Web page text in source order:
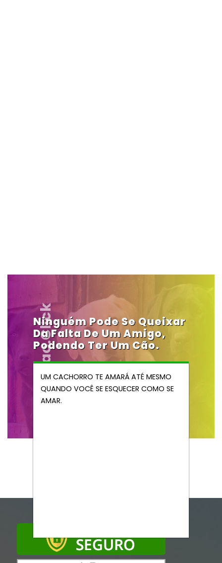
Vendocao.click
Ninguém Pode Se Queixar
Da Falta De Um Amigo,
Podendo Ter Um Cão.
UM CACHORRO TE AMARÁ ATÉ MESMO
QUANDO VOCÊ SE ESQUECER COMO SE
AMAR.